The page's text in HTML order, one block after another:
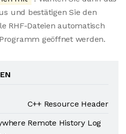
und bestätigen Sie den
RHF-Dateien automatisch
geöffnet werden.
C++ Resource Header
Remote History Log